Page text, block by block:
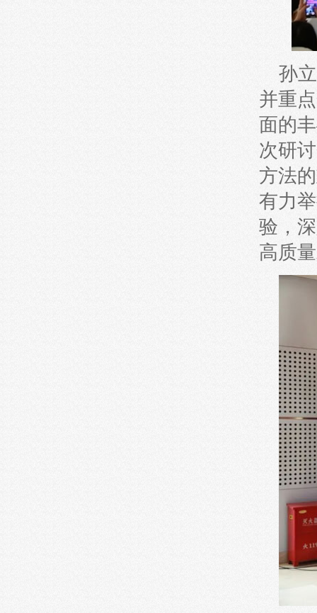
孙
并重
面的
次研
方法
有力
验，
高质